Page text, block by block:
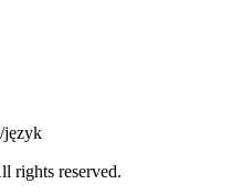
język
rights reserved.